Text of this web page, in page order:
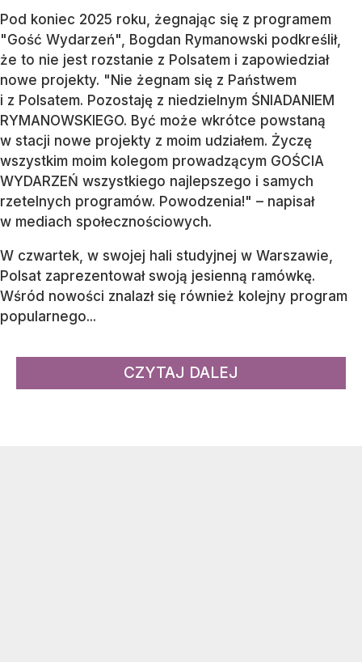
Pod koniec 2025 roku, żegnając się z programem
"Gość Wydarzeń", Bogdan Rymanowski podkreślił,
że to nie jest rozstanie z Polsatem i zapowiedział
nowe projekty. "Nie żegnam się z Państwem
i z Polsatem. Pozostaję z niedzielnym ŚNIADANIEM
RYMANOWSKIEGO. Być może wkrótce powstaną
w stacji nowe projekty z moim udziałem. Życzę
wszystkim moim kolegom prowadzącym GOŚCIA
WYDARZEŃ wszystkiego najlepszego i samych
rzetelnych programów. Powodzenia!" – napisał
w mediach społecznościowych.
W czwartek, w swojej hali studyjnej w Warszawie,
Polsat zaprezentował swoją jesienną ramówkę.
Wśród nowości znalazł się również kolejny program
popularnego...
CZYTAJ DALEJ